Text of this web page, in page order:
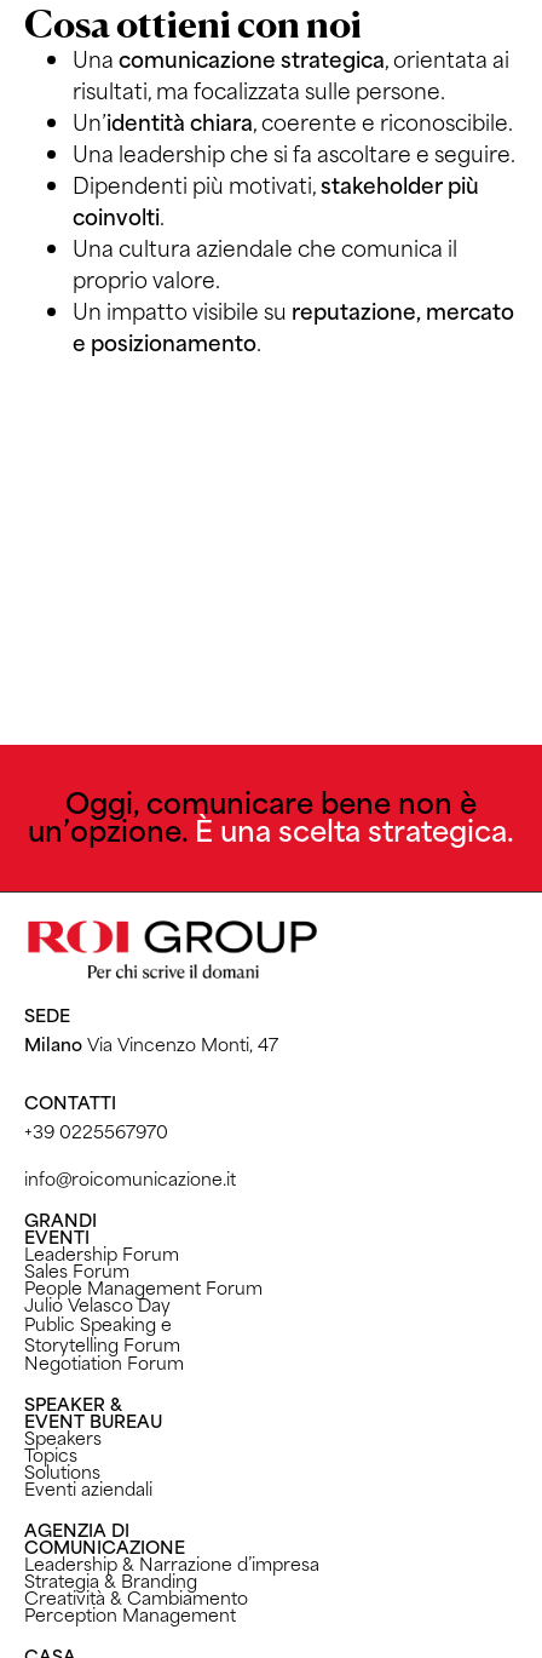
Cosa ottieni con noi
Unacomunicazione strategica, orientata ai
risultati, ma focalizzata sulle persone.
Un’identità chiara, coerente e riconoscibile.
Una leadership che si fa ascoltare e seguire.
Dipendenti più motivati,stakeholder più
coinvolti.
Una cultura aziendale che comunica il
proprio valore.
Un impatto visibile su reputazione, mercato
e posizionamento.
Oggi, comunicare bene non è
un’opzione.È una scelta strategica.
SEDE
MilanoVia Vincenzo Monti, 47
CONTATTI
+39 0225567970
info@roicomunicazione.it
GRANDI
EVENTI
Leadership Forum
Sales Forum
People Management Forum
Julio Velasco Day
Public Speaking e
Storytelling Forum
Negotiation Forum
SPEAKER &
EVENT BUREAU
Speakers
Topics
Solutions
Eventi aziendali
AGENZIA DI
COMUNICAZIONE
Leadership & Narrazione d’impresa
Strategia & Branding
Creatività & Cambiamento
Perception Management ​